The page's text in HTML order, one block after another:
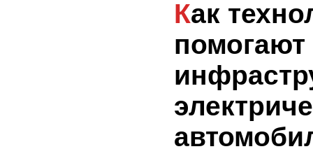
Как технологии